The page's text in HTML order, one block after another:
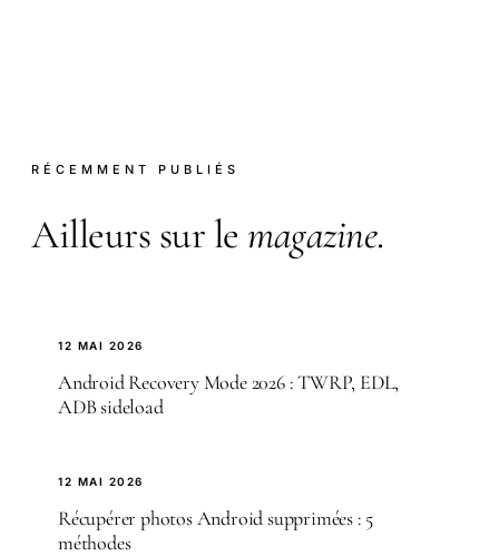
RÉCEMMENT PUBLIÉS
Ailleurs sur le magazine.
12 MAI 2026
Android Recovery Mode 2026 : TWRP, EDL,
ADB sideload
12 MAI 2026
Récupérer photos Android supprimées : 5
méthodes